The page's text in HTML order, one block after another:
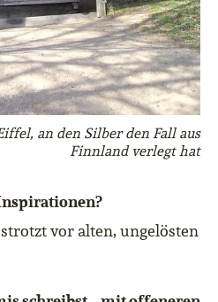
an den Silber den Fall aus
Finnland verlegt hat
vor alten, ungelösten